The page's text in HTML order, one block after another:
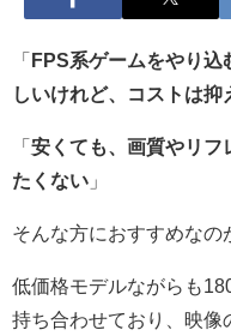
「 FPS系ゲームをやり
しいけれど、コストは抑
「 安くても、画質やリフ
たくない 」
そんな方におすすめなの
低価格モデルながらも
持ち合わせており、映像